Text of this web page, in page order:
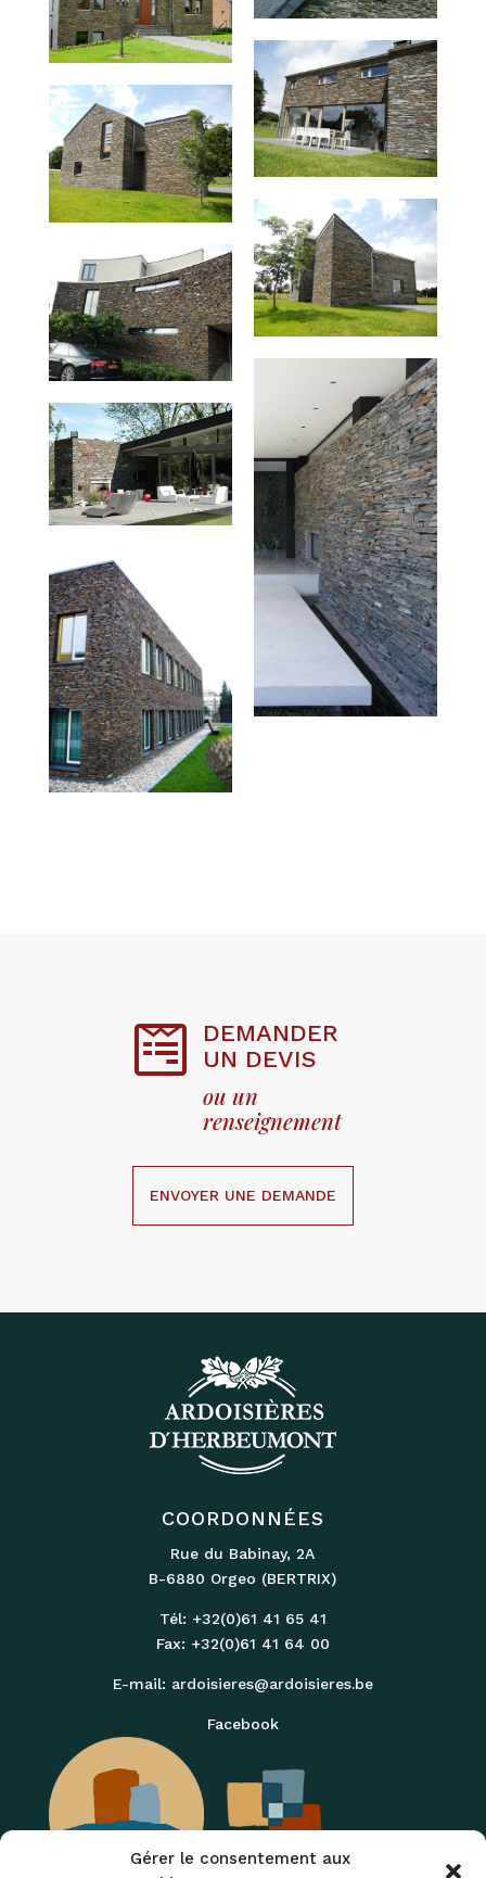
Gérer le consentement aux

DEMANDER
UN DEVIS
ou un
renseignement
ENVOYER UNE DEMANDE
COORDONNÉES
Rue du Babinay‚ 2A
B-6880 Orgeo (BERTRIX)
Tél: +32(0)61 41 65 41
Fax: +32(0)61 41 64 00
E-mail: ardoisieres@ardoisieres.be
Facebook